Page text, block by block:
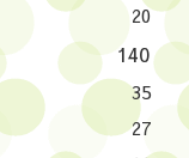
20
140
35
27